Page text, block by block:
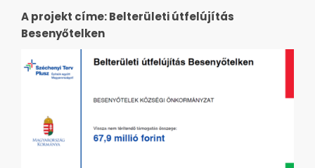
A projekt címe: Belterületi útfelújítás
Besenyőtelken